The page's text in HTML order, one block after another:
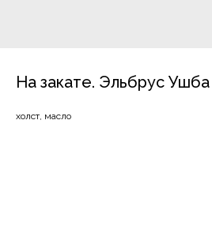
На закате. Эльбрус Ушба
холст, масло